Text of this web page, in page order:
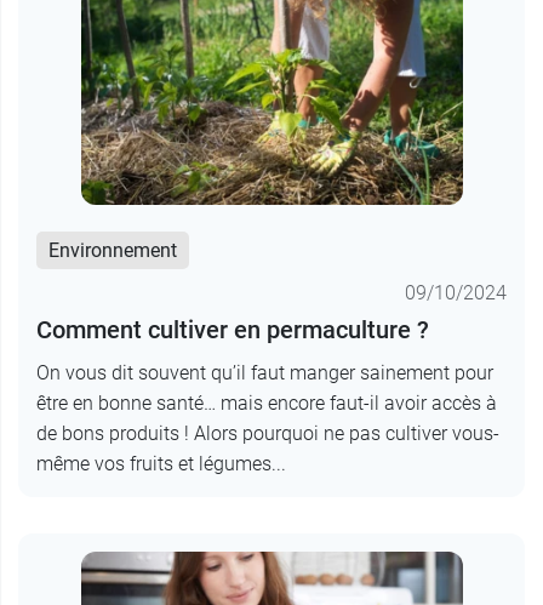
Environnement
09/10/2024
Comment cultiver en permaculture ?
On vous dit souvent qu’il faut manger sainement pour
être en bonne santé… mais encore faut-il avoir accès à
de bons produits ! Alors pourquoi ne pas cultiver vous-
même vos fruits et légumes...